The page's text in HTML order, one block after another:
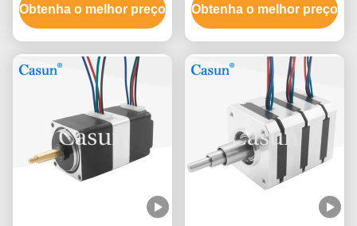
posicionamento de
precisão
Obtenha o melhor preço
dispositivos médicos
Certificações CE
Obtenha o melhor preço